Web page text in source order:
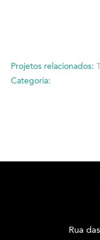
Projetos relacionados:
Categoria:
Rua